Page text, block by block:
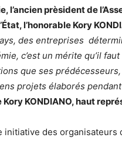
l’ancien prèsident de
l’honorable Kory
des entreprises
c’est un mérite qu’il
que ses
projets élaborés
KONDIANO, haut
initiative des